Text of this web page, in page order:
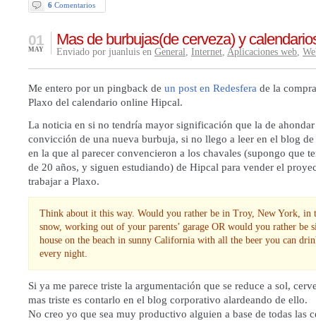
6 Comentarios
Mas de burbujas(de cerveza) y
01
MAY Enviado por juanluis en General, Internet, Aplicaciones web,
Me entero por un pingback de un post en Redesfera de la
Plaxo del calendario online Hipcal.
La noticia en si no tendría mayor significación que la de
convicción de una nueva burbuja, si no llego a leer en el blog de
en la que al parecer convencieron a los chavales (supongo que
de 20 años, y siguen estudiando) de Hipcal para vender el
trabajar a Plaxo.
Think about it this way. Would you rather be in Troy, New York, in
snow, working out of your parents’ garage OR would you rather be
house on the beach in sunny California with all the beer you can
every night.
Si ya me parece triste la argumentación que se reduce a sol,
mas triste es contarlo en el blog corporativo alardeando de ello.
No creo yo que sea muy productivo alguien a base de todas las